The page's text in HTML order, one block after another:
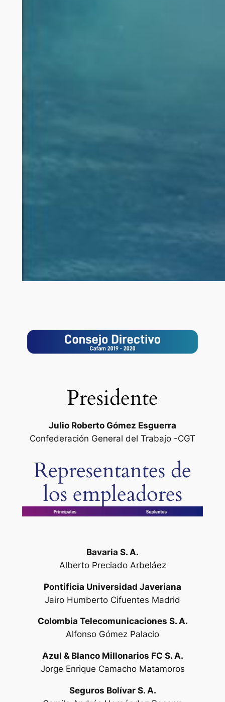
Presidente
Julio Roberto Gómez Esguerra
Confederación General del Trabajo -CGT
Representantes de
los empleadores
Bavaria S. A.
Alberto Preciado Arbeláez
Pontificia Universidad Javeriana
Jairo Humberto Cifuentes Madrid
Colombia Telecomunicaciones S. A.
Alfonso Gómez Palacio
Azul & Blanco Millonarios FC S. A.
Jorge Enrique Camacho Matamoros
Seguros Bolívar S. A.